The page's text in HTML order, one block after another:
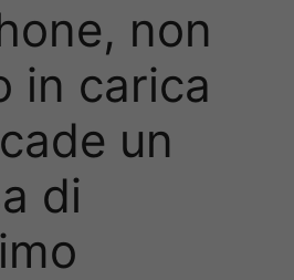
non
in carica
un
di